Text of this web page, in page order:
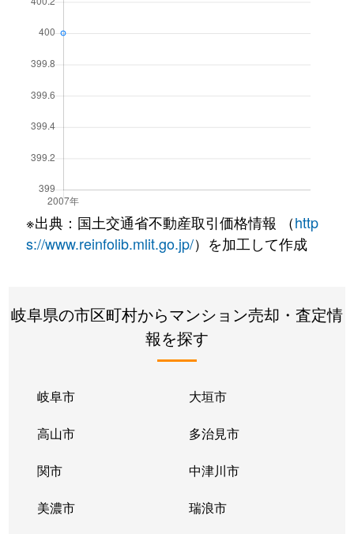
※出典：国土交通省不動産取引価格情報 （http
s://www.reinfolib.mlit.go.jp/）を加工して作成
岐阜県の市区町村からマンション売却・査定情
報を探す
岐阜市 大垣市
高山市 多治見市
関市 中津川市
美濃市 瑞浪市